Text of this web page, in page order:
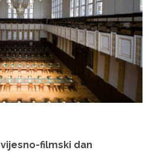
filmski dan